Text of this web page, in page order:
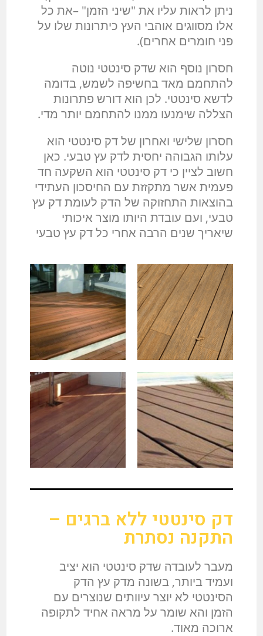
ניתן לראות עליו את "שיני הזמן" –את כל
אלו מסווגים אוהבי העץ כיתרונות שלו על
פני חומרים אחרים).
חסרון נוסף הוא שדק סינטטי נוטה
להתחמם מאד בחשיפה לשמש, בדומה
לדשא סינטטי. לכן הוא דורש פתרונות
הצללה שימנעו ממנו להתחמם יותר מדי.
חסרון שלישי ואחרון של דק סינטטי הוא
עלותו הגבוהה יחסית לדק עץ טבעי. כאן
חשוב לציין כי דק סינטטי הוא השקעה חד
פעמית אשר מתקזזת עם החיסכון העתידי
בהוצאות התחזוקה של הדק לעומת דק עץ
טבעי, ועם עובדת היותו מוצר איכותי
שיאריך שנים הרבה אחרי כל דק עץ טבעי
דק סינטטי ללא ברגים –
התקנה נסתרת
מעבר לעובדה שדק סינטטי הוא יציב
ועמיד ביותר, בשונה מדק עץ הדק
הסינטטי לא יוצר עיוותים שנוצרים עם
הזמן והא שומר על מראה אחיד לתקופה
ארוכה מאוד.